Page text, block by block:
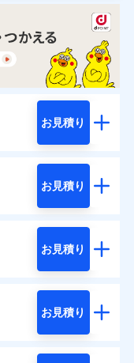
お見積り
お見積り
お見積り
お見積り